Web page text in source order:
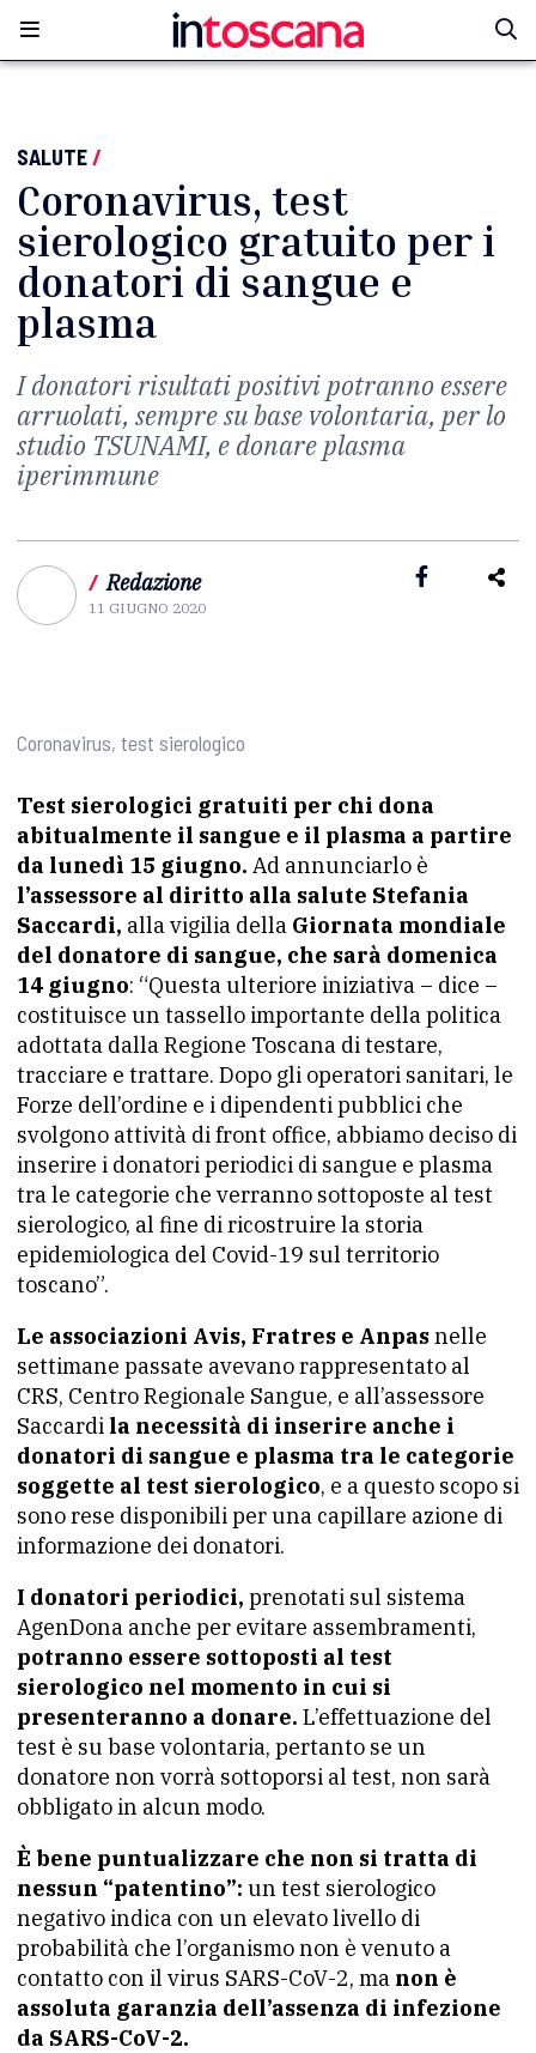
SALUTE/
Coronavirus, test
sierologico gratuito per i
donatori di sangue e
plasma
I donatori risultati positivi potranno essere
arruolati, sempre su base volontaria, per lo
studio TSUNAMI, e donare plasma
iperimmune
/ Redazione
11 GIUGNO 2020
Coronavirus, test sierologico
Test sierologici gratuiti per chi dona
abitualmente il sangue e il plasma a partire
da lunedì 15 giugno. Ad annunciarlo è
l’assessore al diritto alla salute Stefania
Saccardi, alla vigilia della Giornata mondiale
del donatore di sangue, che sarà domenica
14 giugno: “Questa ulteriore iniziativa – dice –
costituisce un tassello importante della politica
adottata dalla Regione Toscana di testare,
tracciare e trattare. Dopo gli operatori sanitari, le
Forze dell’ordine e i dipendenti pubblici che
svolgono attività di front office, abbiamo deciso di
inserire i donatori periodici di sangue e plasma
tra le categorie che verranno sottoposte al test
sierologico, al fine di ricostruire la storia
epidemiologica del Covid-19 sul territorio
toscano”.
Le associazioni Avis, Fratres e Anpasnelle
settimane passate avevano rappresentato al
CRS, Centro Regionale Sangue, e all’assessore
Saccardi la necessità di inserire anche i
donatori di sangue e plasma tra le categorie
soggette al test sierologico, e a questo scopo si
sono rese disponibili per una capillare azione di
informazione dei donatori.
I donatori periodici, prenotati sul sistema
AgenDona anche per evitare assembramenti,
potranno essere sottoposti al test
sierologico nel momento in cui si
presenteranno a donare. L’effettuazione del
test è su base volontaria, pertanto se un
donatore non vorrà sottoporsi al test, non sarà
obbligato in alcun modo.
È bene puntualizzare che non si tratta di
nessun “patentino”: un test sierologico
negativo indica con un elevato livello di
probabilità che l’organismo non è venuto a
contatto con il virus SARS-CoV-2, ma non è
assoluta garanzia dell’assenza di infezione
da SARS-CoV-2.